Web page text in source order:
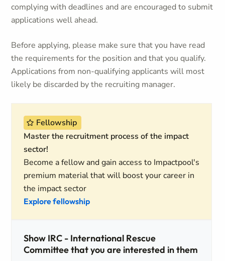
complying with deadlines and are encouraged to submit
applications well ahead.
Before applying, please make sure that you have read
the requirements for the position and that you qualify.
Applications from non-qualifying applicants will most
likely be discarded by the recruiting manager.
Fellowship
Master the recruitment process of the impact
sector!
Become a fellow and gain access to Impactpool's
premium material that will boost your career in
the impact sector
Explore fellowship
Show IRC - International Rescue
Committee that you are interested in them